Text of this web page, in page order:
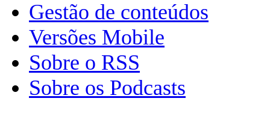
Gestão de conteúdos
Versões Mobile
Sobre o RSS
Sobre os Podcasts